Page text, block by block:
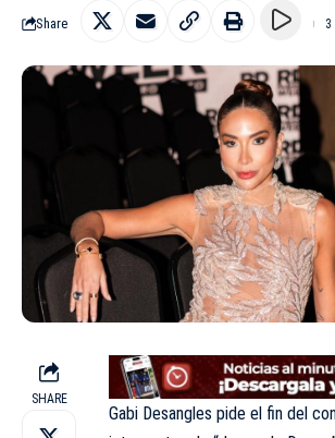
Share 3
SHARE
Gabi Desangles pide el fin del